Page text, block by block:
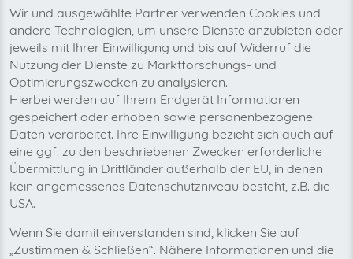
Wir wollen auch bald Ihre
manus.im-Rechnungen
automatisch abholen!
Wir und ausgewählte Partner verwenden Cookies und
andere Technologien, um unsere Dienste anzubieten oder
jeweils mit Ihrer Einwilligung und bis auf Widerruf die
Nutzung der Dienste zu Marktforschungs- und
Optimierungszwecken zu analysieren.
Hierbei werden auf Ihrem Endgerät Informationen
gespeichert oder erhoben sowie personenbezogene
Daten verarbeitet. Ihre Einwilligung bezieht sich auch auf
eine ggf. zu den beschriebenen Zwecken erforderliche
Übermittlung in Drittländer außerhalb der EU, in denen
kein angemessenes Datenschutzniveau besteht, z.B. die
USA.
Wenn Sie damit einverstanden sind, klicken Sie auf
„Zustimmen & Schließen“. Nähere Informationen und die